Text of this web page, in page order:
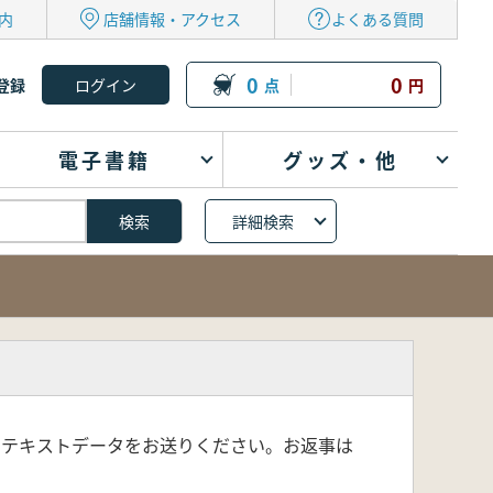
店舗情報・アクセス よくある質問
録 0 点 0 円
電子書籍 グッズ・他
詳細検索
キストデータをお送りください。お返事は